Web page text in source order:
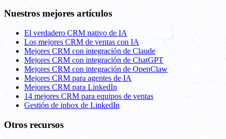
Nuestros mejores artículos
El verdadero CRM nativo de IA
Los mejores CRM de ventas con IA
Mejores CRM con integración de Claude
Mejores CRM con integración de ChatGPT
Mejores CRM con integración de OpenClaw
Mejores CRM para agentes de IA
Mejores CRM para LinkedIn
14 mejores CRM para equipos de ventas
Gestión de inbox de LinkedIn
Otros recursos